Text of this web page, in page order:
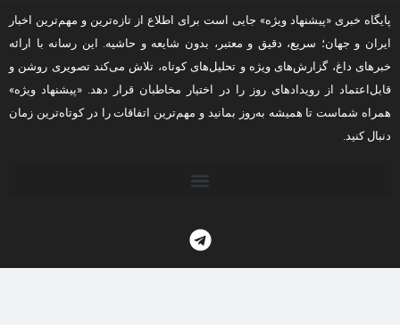
پایگاه خبری «پیشنهاد ویژه» جایی است برای اطلاع از تازه‌ترین و مهم‌ترین اخبار
ایران و جهان؛ سریع، دقیق و معتبر، بدون شایعه و حاشیه. این رسانه با ارائه
خبرهای داغ، گزارش‌های ویژه و تحلیل‌های کوتاه، تلاش می‌کند تصویری روشن و
قابل‌اعتماد از رویدادهای روز را در اختیار مخاطبان قرار دهد. «پیشنهاد ویژه»
همراه شماست تا همیشه به‌روز بمانید و مهم‌ترین اتفاقات را در کوتاه‌ترین زمان
دنبال کنید.